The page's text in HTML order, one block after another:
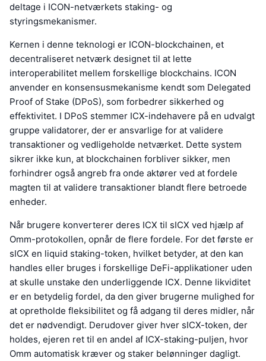
deltage i ICON-netværkets staking- og
styringsmekanismer.
Kernen i denne teknologi er ICON-blockchainen, et
decentraliseret netværk designet til at lette
interoperabilitet mellem forskellige blockchains. ICON
anvender en konsensusmekanisme kendt som Delegated
Proof of Stake (DPoS), som forbedrer sikkerhed og
effektivitet. I DPoS stemmer ICX-indehavere på en udvalgt
gruppe validatorer, der er ansvarlige for at validere
transaktioner og vedligeholde netværket. Dette system
sikrer ikke kun, at blockchainen forbliver sikker, men
forhindrer også angreb fra onde aktører ved at fordele
magten til at validere transaktioner blandt flere betroede
enheder.
Når brugere konverterer deres ICX til sICX ved hjælp af
Omm-protokollen, opnår de flere fordele. For det første er
sICX en liquid staking-token, hvilket betyder, at den kan
handles eller bruges i forskellige DeFi-applikationer uden
at skulle unstake den underliggende ICX. Denne likviditet
er en betydelig fordel, da den giver brugerne mulighed for
at opretholde fleksibilitet og få adgang til deres midler, når
det er nødvendigt. Derudover giver hver sICX-token, der
holdes, ejeren ret til en andel af ICX-staking-puljen, hvor
Omm automatisk kræver og staker belønninger dagligt.